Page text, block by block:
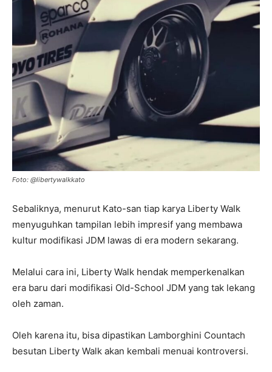
Foto: @libertywalkkato
Sebaliknya, menurut Kato-san tiap karya Liberty Walk
menyuguhkan tampilan lebih impresif yang membawa
kultur modifikasi JDM lawas di era modern sekarang.
Melalui cara ini, Liberty Walk hendak memperkenalkan
era baru dari modifikasi Old-School JDM yang tak lekang
oleh zaman.
Oleh karena itu, bisa dipastikan Lamborghini Countach
besutan Liberty Walk akan kembali menuai kontroversi.